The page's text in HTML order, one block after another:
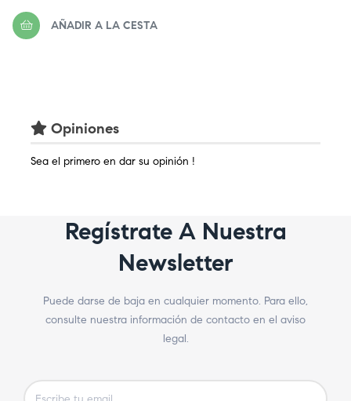
regular
AÑADIR A LA CESTA
Opiniones
Sea el primero en dar su opinión !
Regístrate A Nuestra
Newsletter
Puede darse de baja en cualquier momento. Para ello,
consulte nuestra información de contacto en el aviso
legal.